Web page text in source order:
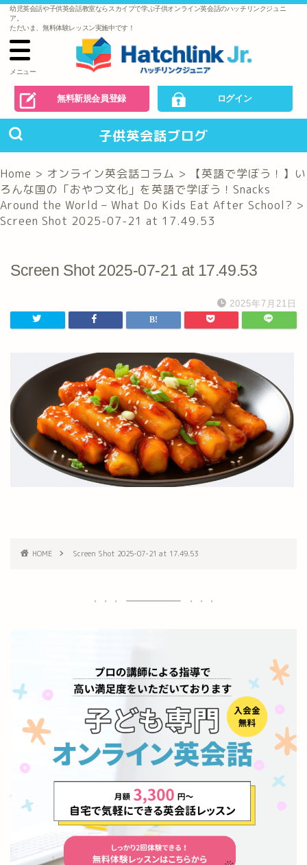
幼児英会話や子供英会話教室ならスカイプで学ぶ子供オンライン英会話のハッチリンクジュニ
ア。
ただいま、無料体験レッスン実施中です！
メニュー
無料新規会員登録 ログイン
子供英会話ブログ
Home > オンライン英会話コラム >
【英語で学ぼう！】い
ろんな国の「おやつ文化」を英語で学ぼう！Snacks
Around the World – What Do Kids Eat After School? >
Screen Shot 2025-07-21 at 17.49.53
Screen Shot 2025-07-21 at 17.49.53
2025年7月21日
HOME Screen Shot 2025-07-21 at 17.49.53